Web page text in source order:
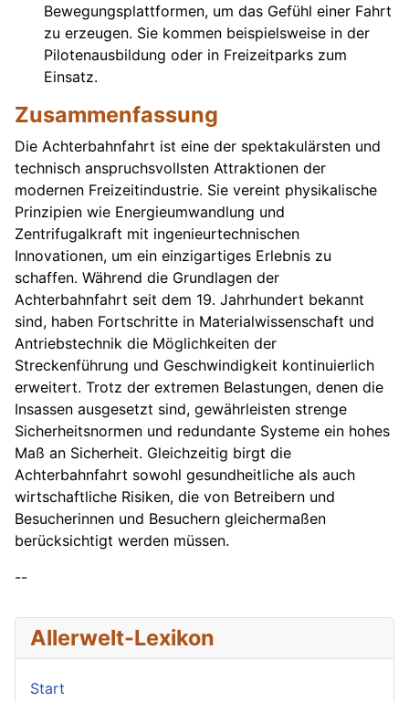
Bewegungsplattformen, um das Gefühl einer Fahrt
zu erzeugen. Sie kommen beispielsweise in der
Pilotenausbildung oder in Freizeitparks zum
Einsatz.
Zusammenfassung
Die Achterbahnfahrt ist eine der spektakulärsten und
technisch anspruchsvollsten Attraktionen der
modernen Freizeitindustrie. Sie vereint physikalische
Prinzipien wie Energieumwandlung und
Zentrifugalkraft mit ingenieurtechnischen
Innovationen, um ein einzigartiges Erlebnis zu
schaffen. Während die Grundlagen der
Achterbahnfahrt seit dem 19. Jahrhundert bekannt
sind, haben Fortschritte in Materialwissenschaft und
Antriebstechnik die Möglichkeiten der
Streckenführung und Geschwindigkeit kontinuierlich
erweitert. Trotz der extremen Belastungen, denen die
Insassen ausgesetzt sind, gewährleisten strenge
Sicherheitsnormen und redundante Systeme ein hohes
Maß an Sicherheit. Gleichzeitig birgt die
Achterbahnfahrt sowohl gesundheitliche als auch
wirtschaftliche Risiken, die von Betreibern und
Besucherinnen und Besuchern gleichermaßen
berücksichtigt werden müssen.
--
Allerwelt-Lexikon
Start